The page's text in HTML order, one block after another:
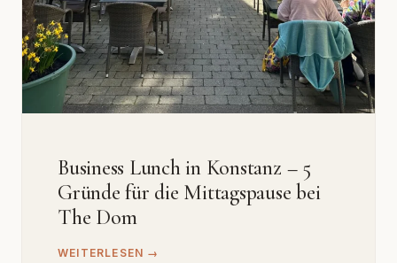
Business Lunch in Konstanz – 5
Gründe für die Mittagspause bei
The Dom
WEITERLESEN →